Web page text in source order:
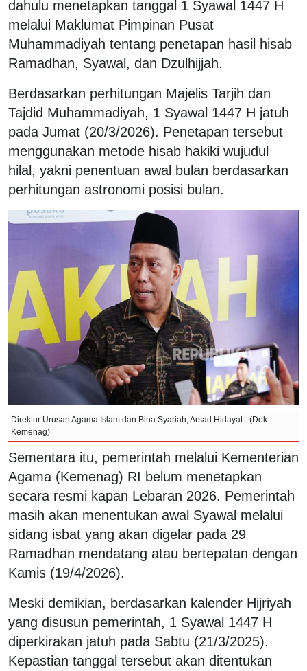
dahulu menetapkan tanggal 1 Syawal 1447 H
melalui Maklumat Pimpinan Pusat
Muhammadiyah tentang penetapan hasil hisab
Ramadhan, Syawal, dan Dzulhijjah.
Berdasarkan perhitungan Majelis Tarjih dan
Tajdid Muhammadiyah, 1 Syawal 1447 H jatuh
pada Jumat (20/3/2026). Penetapan tersebut
menggunakan metode hisab hakiki wujudul
hilal, yakni penentuan awal bulan berdasarkan
perhitungan astronomi posisi bulan.
Direktur Urusan Agama Islam dan Bina Syariah, Arsad Hidayat - (Dok
Kemenag)
Sementara itu, pemerintah melalui Kementerian
Agama (Kemenag) RI belum menetapkan
secara resmi kapan Lebaran 2026. Pemerintah
masih akan menentukan awal Syawal melalui
sidang isbat yang akan digelar pada 29
Ramadhan mendatang atau bertepatan dengan
Kamis (19/4/2026).
Meski demikian, berdasarkan kalender Hijriyah
yang disusun pemerintah, 1 Syawal 1447 H
diperkirakan jatuh pada Sabtu (21/3/2025).
Kepastian tanggal tersebut akan ditentukan